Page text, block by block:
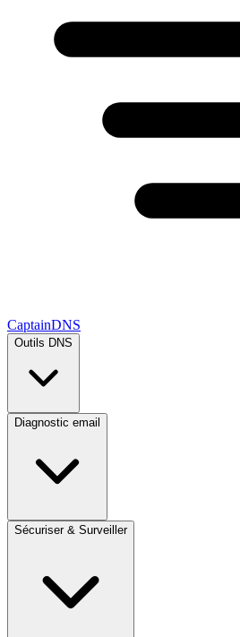
CaptainDNS
Outils DNS
Diagnostic email
Sécuriser & Surveiller